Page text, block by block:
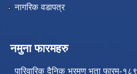
नागरिक वडापत्र
नमुना फारमहरु
पारिवारिक दैनिक भ्रमण भता फारम-१८९